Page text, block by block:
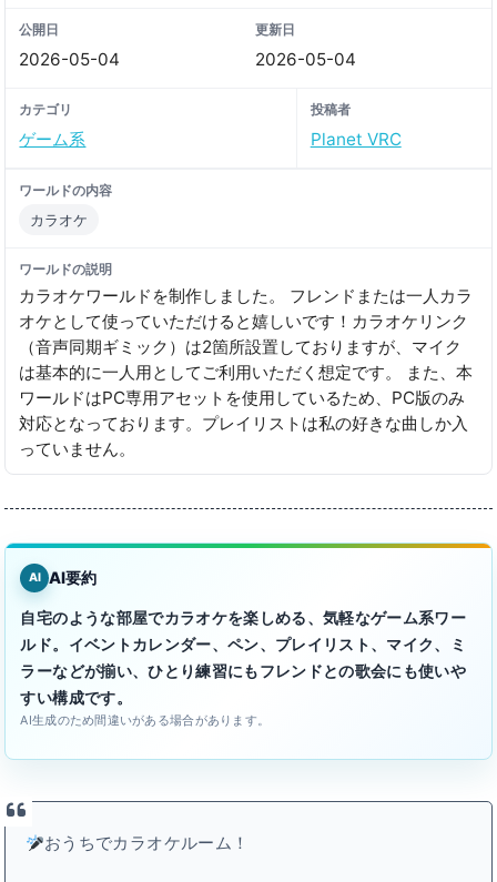
公開日
2026-05-04
更新日
2026-05-04
カテゴリ
ゲーム系
投稿者
Planet VRC
ワールドの内容
カラオケ
ワールドの説明
カラオケワールドを制作しました。 フレンドまたは一人カラ
オケとして使っていただけると嬉しいです！カラオケリンク
（音声同期ギミック）は2箇所設置しておりますが、マイク
は基本的に一人用としてご利用いただく想定です。 また、本
ワールドはPC専用アセットを使用しているため、PC版のみ
対応となっております。プレイリストは私の好きな曲しか入
っていません。
AI AI要約
自宅のような部屋でカラオケを楽しめる、気軽なゲーム系ワー
ルド。イベントカレンダー、ペン、プレイリスト、マイク、ミ
ラーなどが揃い、ひとり練習にもフレンドとの歌会にも使いや
すい構成です。
AI生成のため間違いがある場合があります。
おうちでカラオケルーム！